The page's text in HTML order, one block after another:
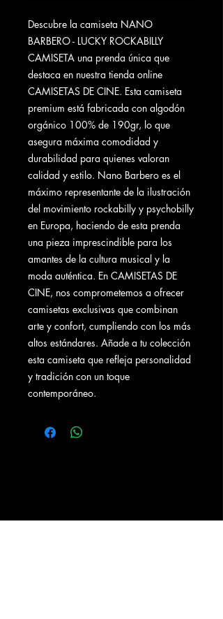
Descubre la camiseta NANO
BARBERO - LUCKY ROCKABILLY
CAMISETA una prenda única que
destaca en nuestra tienda online
CAMISETAS DE CINE. Esta camiseta
premium está fabricada con algodón
orgánico 100% de 190gr, lo que
asegura máxima comodidad y
durabilidad para quienes valoran
calidad y estilo. Nano Barbero es el
máximo representante de la ilustración
del movimiento rockabilly y psychobilly
en Europa, haciendo de esta prenda
una pieza imprescindible para los
amantes de la cultura musical y la
moda auténtica. En CAMISETAS DE
CINE, nos comprometemos a ofrecer
camisetas exclusivas que combinan
arte y confort, cumpliendo con los más
altos estándares. Añade a tu colección
esta camiseta que refleja personalidad
y tradición con un toque
contemporáneo.